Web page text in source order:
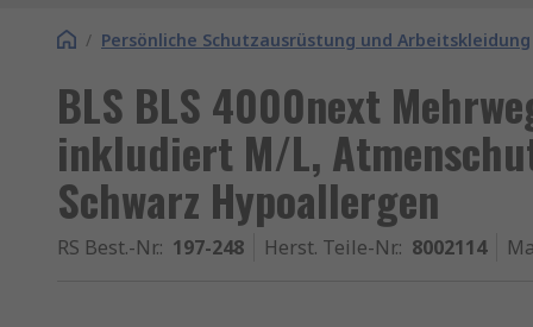
/ Persönliche Schutzausrüstung und Arbeitskleidung
BLS BLS 4000next
inkludiert M/L,
Schwarz Hypoallergen
RS Best.-Nr.: 197-248 Herst. Teile-Nr.: 8002114